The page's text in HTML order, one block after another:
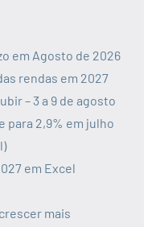
em Agosto de 2026
rendas em 2027
– 3 a 9 de agosto
para 2,9% em julho
em Excel
mais